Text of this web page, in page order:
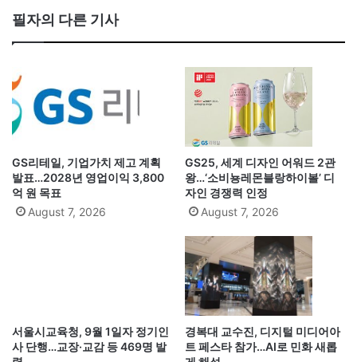
필자의 다른 기사
GS리테일, 기업가치 제고 계획
발표…2028년 영업이익 3,800
억 원 목표
August 7, 2026
GS25, 세계 디자인 어워드 2관
왕…‘소비뇽레몬블랑하이볼’ 디
자인 경쟁력 인정
August 7, 2026
서울시교육청, 9월 1일자 정기인
사 단행…교장·교감 등 469명 발
경복대 교수진, 디지털 미디어아
트 페스타 참가…AI로 민화 새롭